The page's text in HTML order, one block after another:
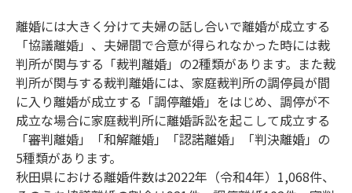
離婚には大きく分けて夫婦の話し合いで離婚が成立する
「協議離婚」、夫婦間で合意が得られなかった時には裁
判所が関与する「裁判離婚」の2種類があります。また裁
判所が関与する裁判離婚には、家庭裁判所の調停員が間
に入り離婚が成立する「調停離婚」をはじめ、調停が不
成立な場合に家庭裁判所に離婚訴訟を起こして成立する
「審判離婚」「和解離婚」「認諾離婚」「判決離婚」の
5種類があります。
秋田県における離婚件数は2022年（令和4年）1,068件、